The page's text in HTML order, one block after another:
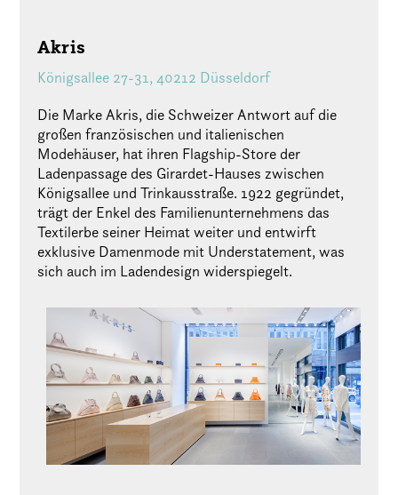
Akris
Königsallee 27-31, 40212 Düsseldorf
Die Marke Akris, die Schweizer Antwort auf die
großen französischen und italienischen
Modehäuser, hat ihren Flagship-Store der
Ladenpassage des Girardet-Hauses zwischen
Königsallee und Trinkausstraße. 1922 gegründet,
trägt der Enkel des Familienunternehmens das
Textilerbe seiner Heimat weiter und entwirft
exklusive Damenmode mit Understatement, was
sich auch im Ladendesign widerspiegelt.